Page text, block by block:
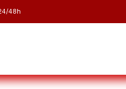
48h